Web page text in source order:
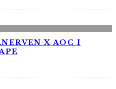
X AOC I